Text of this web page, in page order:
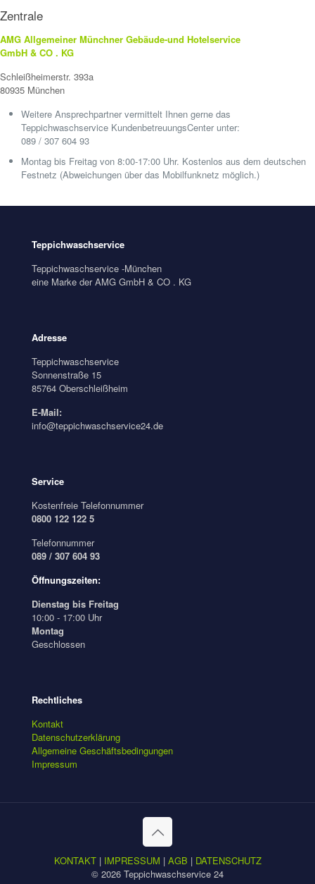
Zentrale
AMG Allgemeiner Münchner Gebäude-und Hotelservice
GmbH & CO . KG
Schleißheimerstr. 393a
80935 München
Weitere Ansprechpartner vermittelt Ihnen gerne das
Teppichwaschservice KundenbetreuungsCenter unter:
089 / 307 604 93
Montag bis Freitag von 8:00-17:00 Uhr. Kostenlos aus dem deutschen
Festnetz (Abweichungen über das Mobilfunknetz möglich.)
Teppichwaschservice
Teppichwaschservice -München
eine Marke der AMG GmbH & CO . KG
Adresse
Teppichwaschservice
Sonnenstraße 15
85764 Oberschleißheim
E-Mail:
info@teppichwaschservice24.de
Service
Kostenfreie Telefonnummer
0800 122 122 5
Telefonnummer
089 / 307 604 93
Öffnungszeiten:
Dienstag bis Freitag
10:00 - 17:00 Uhr
Montag
Geschlossen
Rechtliches
Kontakt
Datenschutzerklärung
Allgemeine Geschäftsbedingungen
Impressum
KONTAKT| IMPRESSUM | AGB | DATENSCHUTZ
© 2026 Teppichwaschservice 24